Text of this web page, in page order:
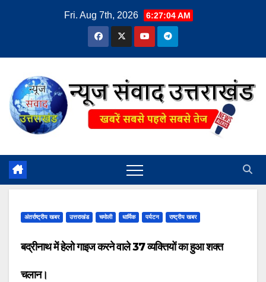
Fri. Aug 7th, 2026 6:27:04 AM
अंतर्राष्ट्रीय खबर उत्तराखंड चमोली धार्मिक पर्यटन राष्ट्रीय खबर
बद्रीनाथ में हेलो गाइज करने वाले 37 व्यक्तियों का हुआ शक्त
चलान।